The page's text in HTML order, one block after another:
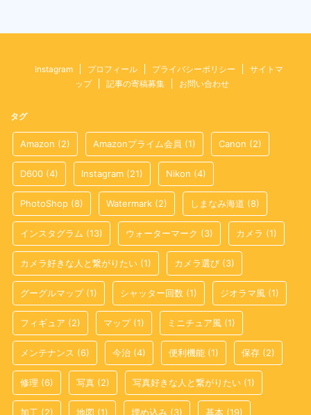
Instagram プロフィール プライバシーポリシー
サイトマ
ップ
記事の寄稿募集 お問い合わせ
タグ
Amazon (2) Amazonプライム会員 (1) Canon (2)
D600 (4) Instagram (21) Nikon (4)
PhotoShop (8) Watermark (2) しまなみ海道 (8)
インスタグラム (13) ウォーターマーク (3) カメラ (1)
カメラ好きな人と繋がりたい (1) カメラ選び (3)
グーグルマップ(1) シャッター回数 (1) ジオラマ風 (1)
フィギュア (2) マップ(1) ミニチュア風 (1)
メンテナンス (6) 今治 (4) 便利機能 (1) 保存 (2)
修理 (6) 写真 (2) 写真好きな人と繋がりたい (1)
加工 (2) 地図 (1) 埋め込み (3) 基本 (19)